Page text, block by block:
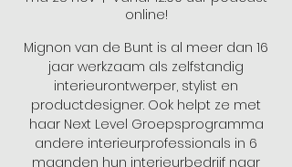
online!
Mignon van de Bunt is al meer dan 16
jaar werkzaam als zelfstandig
interieurontwerper, stylist en
productdesigner. Ook helpt ze met
haar Next Level Groepsprogramma
andere interieurprofessionals in 6
maanden hun interieurbedrijf naar